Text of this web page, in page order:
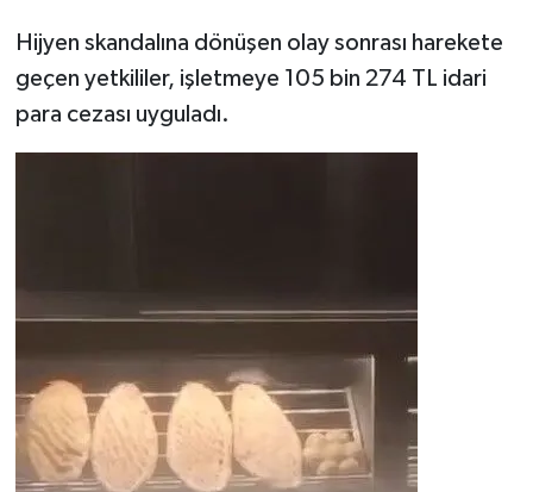
Hijyen skandalına dönüşen olay sonrası harekete
geçen yetkililer, işletmeye 105 bin 274 TL idari
para cezası uyguladı.